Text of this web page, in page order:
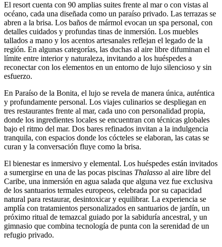
El resort cuenta con 90 amplias suites frente al mar o con vistas al
océano, cada una diseñada como un paraíso privado. Las terrazas se
abren a la brisa. Los baños de mármol evocan un spa personal, con
detalles cuidados y profundas tinas de inmersión. Los muebles
tallados a mano y los acentos artesanales reflejan el legado de la
región. En algunas categorías, las duchas al aire libre difuminan el
límite entre interior y naturaleza, invitando a los huéspedes a
reconectar con los elementos en un entorno de lujo silencioso y sin
esfuerzo.
En Paraíso de la Bonita, el lujo se revela de manera única, auténtica
y profundamente personal. Los viajes culinarios se despliegan en
tres restaurantes frente al mar, cada uno con personalidad propia,
donde los ingredientes locales se encuentran con técnicas globales
bajo el ritmo del mar. Dos bares refinados invitan a la indulgencia
tranquila, con espacios donde los cócteles se elaboran, las catas se
curan y la conversación fluye como la brisa.
El bienestar es inmersivo y elemental. Los huéspedes están invitados
a sumergirse en una de las pocas piscinas Thalasso al aire libre del
Caribe, una inmersión en agua salada que alguna vez fue exclusiva
de los santuarios termales europeos, celebrada por su capacidad
natural para restaurar, desintoxicar y equilibrar. La experiencia se
amplía con tratamientos personalizados en santuarios de jardín, un
próximo ritual de temazcal guiado por la sabiduría ancestral, y un
gimnasio que combina tecnología de punta con la serenidad de un
refugio privado.